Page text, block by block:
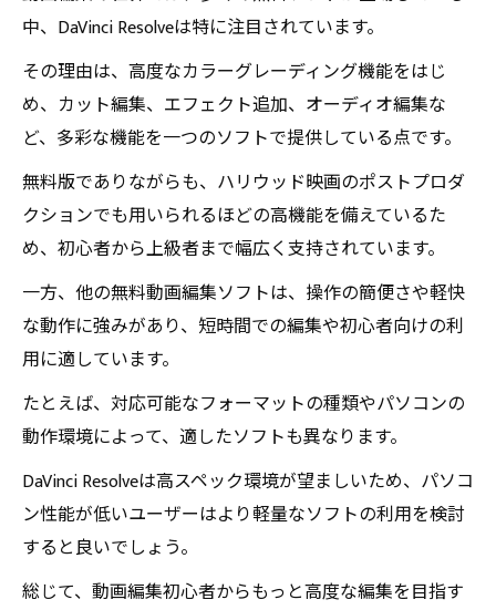
中、DaVinci Resolveは特に注目されています。
その理由は、高度なカラーグレーディング機能をはじ
め、カット編集、エフェクト追加、オーディオ編集な
ど、多彩な機能を一つのソフトで提供している点です。
無料版でありながらも、ハリウッド映画のポストプロダ
クションでも用いられるほどの高機能を備えているた
め、初心者から上級者まで幅広く支持されています。
一方、他の無料動画編集ソフトは、操作の簡便さや軽快
な動作に強みがあり、短時間での編集や初心者向けの利
用に適しています。
たとえば、対応可能なフォーマットの種類やパソコンの
動作環境によって、適したソフトも異なります。
DaVinci Resolveは高スペック環境が望ましいため、パソコ
ン性能が低いユーザーはより軽量なソフトの利用を検討
すると良いでしょう。
総じて、動画編集初心者からもっと高度な編集を目指す